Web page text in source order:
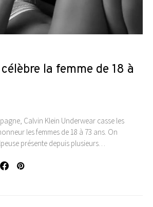
la femme de 18 à
Calvin Klein Underwear casse les
les femmes de 18 à 73 ans. On
présente depuis plusieurs…